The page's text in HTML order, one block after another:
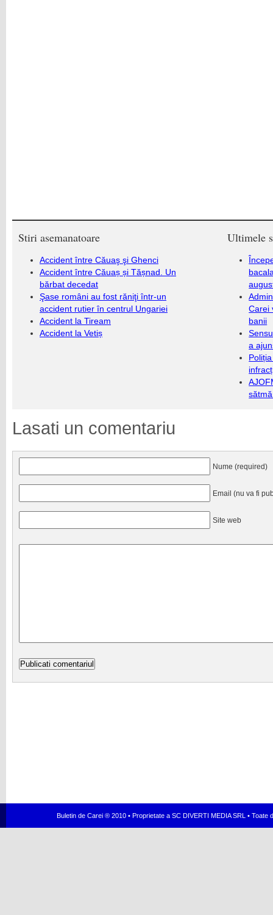
Stiri asemanatoare
Accident între Căuaş şi Ghenci
Accident între Căuaș și Tășnad. Un
bărbat decedat
Şase români au fost răniţi într-un
accident rutier în centrul Ungariei
Accident la Tiream
Accident la Vetiș
Ultimele
Carei
banii
a
Lasati un comentariu
Nume (required)
Email (nu va fi
Site web
Buletin de Carei ® 2010 • Proprietate a SC DIVERTI MEDIA SRL •